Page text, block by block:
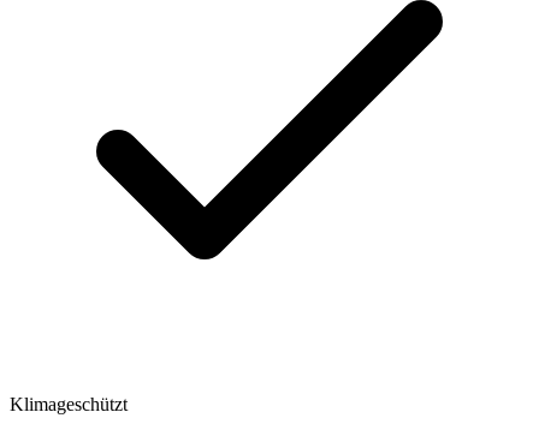
Klimageschützt